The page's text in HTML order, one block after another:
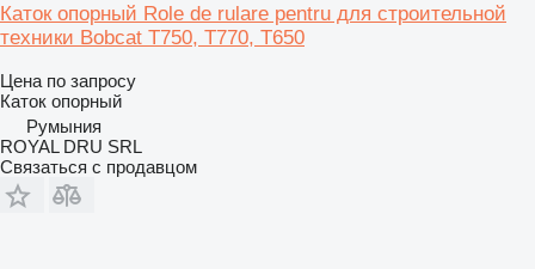
Каток опорный Role de rulare pentru для строительной
техники Bobcat T750, T770, T650
Цена по запросу
Каток опорный
Румыния
ROYAL DRU SRL
Связаться с продавцом